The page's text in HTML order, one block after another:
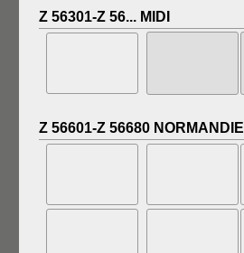
Z 56301-Z 56... MIDI
Z 56601-Z 56680 NORMANDIE